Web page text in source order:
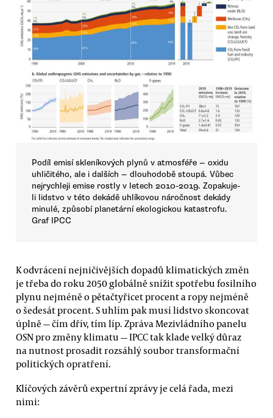
Podíl emisí skleníkových plynů v atmosféře — oxidu
uhličitého, ale i dalších — dlouhodobě stoupá. Vůbec
nejrychleji emise rostly v letech 2010-2019. Zopakuje-
li lidstvo v této dekádě uhlíkovou náročnost dekády
minulé, způsobí planetární ekologickou katastrofu.
Graf IPCC
K odvrácení nejničivějších dopadů klimatických změn
je třeba do roku 2050 globálně snížit spotřebu fosilního
plynu nejméně o pětačtyřicet procent a ropy nejméně
o šedesát procent. S uhlím pak musí lidstvo skoncovat
úplně — čím dřív, tím líp. Zpráva Mezivládního panelu
OSN pro změny klimatu — IPCC tak klade velký důraz
na nutnost prosadit rozsáhlý soubor transformační
politických opratření.
Klíčových závěrů expertní zprávy je celá řada, mezi
nimi: